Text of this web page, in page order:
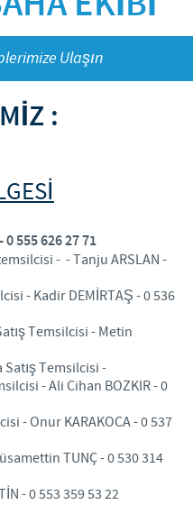
VERİ
Aydınlatma Beyânı
Aydınlatma Beyânı
Kayıt Verileri
Ve İş İlişkileri
Ulaşın
:
555 626 27 71
- - Tanju ARSLAN -
- Kadir DEMİRTAŞ - 0 536
Temsilcisi - Metin
Temsilcisi -
- Ali Cihan BOZKIR - 0
- Onur KARAKOCA - 0 537
TUNÇ - 0 530 314
- 0 553 359 53 22